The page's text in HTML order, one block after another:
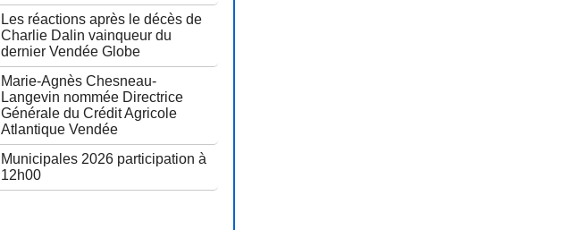
Les réactions après le décès de
Charlie Dalin vainqueur du
dernier Vendée Globe
Marie-Agnès Chesneau-
Langevin nommée Directrice
Générale du Crédit Agricole
Atlantique Vendée
Municipales 2026 participation à
12h00